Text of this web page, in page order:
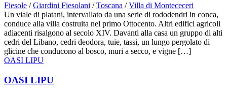
Fiesole / Giardini Fiesolani / Toscana / Villa di Montececeri
Un viale di platani, intervallato da una serie di rododendri in conca,
conduce alla villa costruita nel primo Ottocento. Altri edifici agricoli
adiacenti risalgono al secolo XIV. Davanti alla casa un gruppo di alti
cedri del Libano, cedri deodora, tuie, tassi, un lungo pergolato di
glicine che conducono al bosco, muri a secco, e vigne […]
OASI LIPU
OASI LIPU